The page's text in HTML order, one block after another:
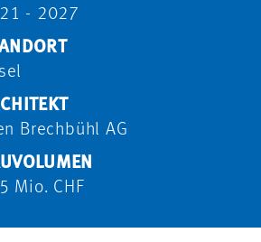
- 2027
Brechbühl AG
Mio. CHF